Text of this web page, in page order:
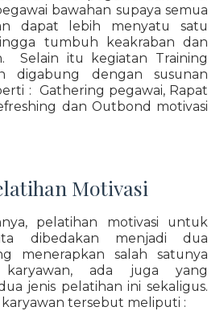
bawahan supaya semua
dapat lebih menyatu satu
tumbuh keakraban dan
Selain itu kegiatan Training
digabung dengan susunan
: Gathering pegawai, Rapat
dan Outbond motivasi
Motivasi
pelatihan motivasi untuk
dibedakan menjadi dua
menerapkan salah satunya
karyawan, ada juga yang
jenis pelatihan ini sekaligus.
karyawan tersebut meliputi :